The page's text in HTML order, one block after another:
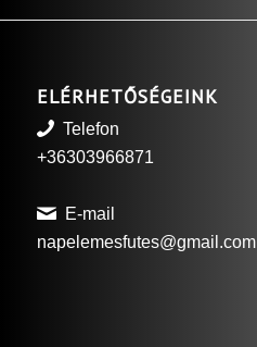
ELÉRHETŐSÉGEINK
Telefon
+36303966871
E-mail
napelemesfutes@gmail.com